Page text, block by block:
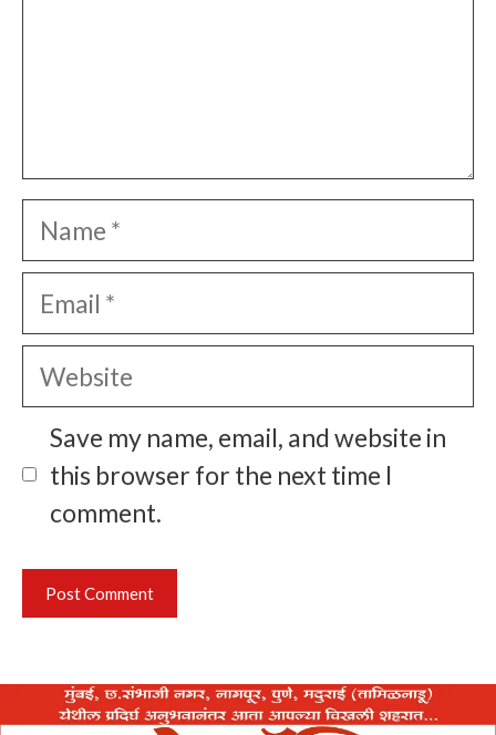
Name
Email
Website
Save my name, email, and website in
this browser for the next time I
comment.